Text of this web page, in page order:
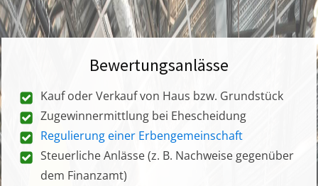
Bewertungsanlässe
Kauf oder Verkauf von Haus bzw. Grundstück
Zugewinnermittlung bei Ehescheidung
Regulierung einer Erbengemeinschaft
Steuerliche Anlässe (z. B. Nachweise gegenüber
dem Finanzamt)